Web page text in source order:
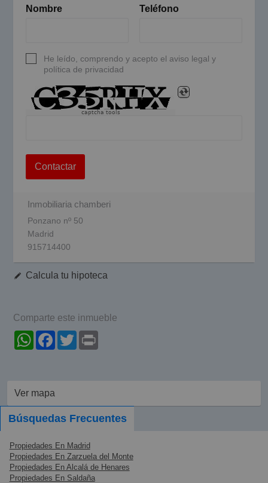
Nombre Teléfono
He leído, comprendo y acepto el aviso legal y
política de privacidad
captcha tools
Contactar
Inmobiliaria chamberi
Ponzano nº 50
Madrid
915714400
Calcula tu hipoteca
Comparte este inmueble
WhatsAppFacebook
Twitter
Ver mapa
Búsquedas Frecuentes
Propiedades En Madrid
Propiedades En Zarzuela del Monte
Propiedades En Alcalá de Henares
Propiedades En Saldaña